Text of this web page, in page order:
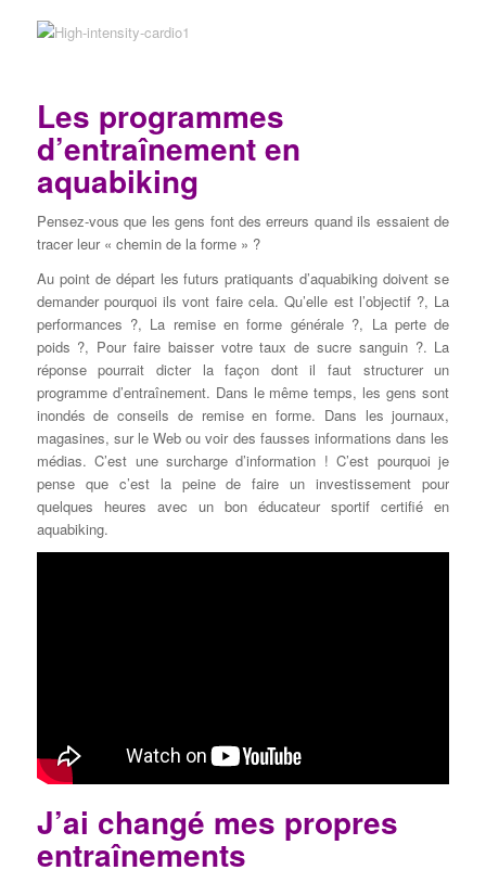
Les programmes
d’entraînement en
aquabiking
Pensez-vous que les gens font des erreurs quand ils essaient de
tracer leur « chemin de la forme » ?
Au point de départ les futurs pratiquants d’aquabiking doivent se
demander pourquoi ils vont faire cela. Qu’elle est l’objectif ?, La
performances ?, La remise en forme générale ?, La perte de
poids ?, Pour faire baisser votre taux de sucre sanguin ?. La
réponse pourrait dicter la façon dont il faut structurer un
programme d’entraînement. Dans le même temps, les gens sont
inondés de conseils de remise en forme. Dans les journaux,
magasines, sur le Web ou voir des fausses informations dans les
médias. C’est une surcharge d’information ! C’est pourquoi je
pense que c’est la peine de faire un investissement pour
quelques heures avec un bon éducateur sportif certifié en
aquabiking.
J’ai changé mes propres
entraînements